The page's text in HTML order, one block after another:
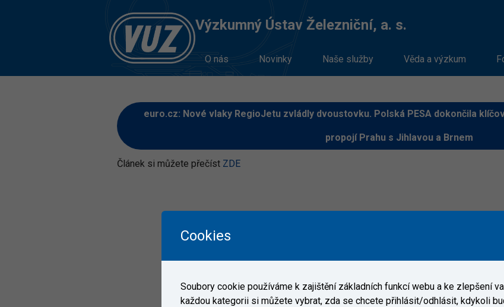
Výzkumný Ústav Železniční, a. s.
O nás Novinky Naše služby Věda a výzkum
euro.cz: Nové vlaky RegioJetu zvládly dvoustovku. Polská PESA dokončila
propojí Prahu s Jihlavou a Brnem
Článek si můžete přečíst ZDE
Cookies
Soubory cookie používáme k zajištění základních funkcí webu a ke zlepšení
každou kategorii si můžete vybrat, zda se chcete přihlásit/odhlásit, kdykoli